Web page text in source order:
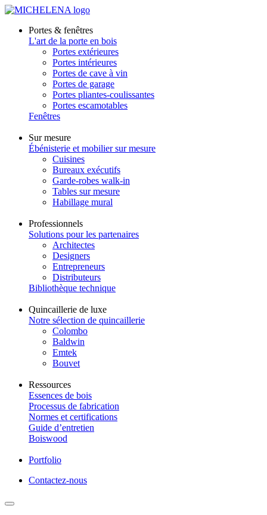
Portes & fenêtres
L'art de la porte en bois
Portes extérieures
Portes intérieures
Portes de cave à vin
Portes de garage
Portes pliantes-coulissantes
Portes escamotables
Fenêtres
Sur mesure
Ébénisterie et mobilier sur mesure
Cuisines
Bureaux exécutifs
Garde-robes walk-in
Tables sur mesure
Habillage mural
Professionnels
Solutions pour les partenaires
Architectes
Designers
Entrepreneurs
Distributeurs
Bibliothèque technique
Quincaillerie de luxe
Notre sélection de quincaillerie
Colombo
Baldwin
Emtek
Bouvet
Ressources
Essences de bois
Processus de fabrication
Normes et certifications
Guide d’entretien
Boiswood
Portfolio
Contactez-nous